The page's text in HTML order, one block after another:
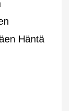
Häntä